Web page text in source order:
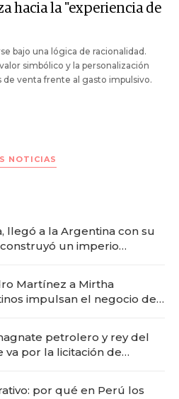
hacia la "experiencia de
bajo una lógica de racionalidad.
simbólico y la personalización
venta frente al gasto impulsivo.
NOTICIAS
llegó a la Argentina con su
un imperio
Martínez a Mirtha
impulsan el negocio del
petrolero y rey del
por la licitación de
por qué en Perú los